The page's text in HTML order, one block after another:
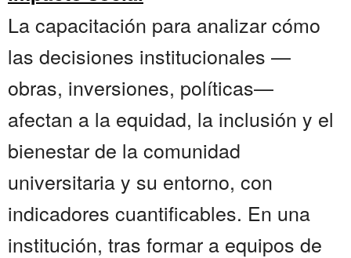
La capacitación para analizar cómo
las decisiones institucionales —
obras, inversiones, políticas—
afectan a la equidad, la inclusión y el
bienestar de la comunidad
universitaria y su entorno, con
indicadores cuantificables. En una
institución, tras formar a equipos de